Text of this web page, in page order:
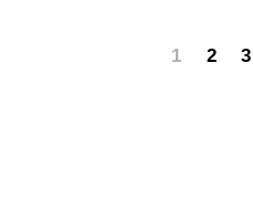
1 2 3